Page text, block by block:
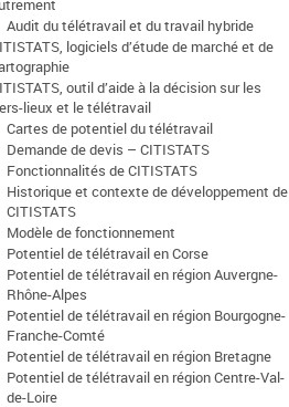
Audit du télétravail et du travail hybride
logiciels d’étude de marché et de
outil d’aide à la décision sur les
lieux et le télétravail
Cartes de potentiel du télétravail
Demande de devis – CITISTATS
Fonctionnalités de CITISTATS
Historique et contexte de développement de
CITISTATS
Modèle de fonctionnement
Potentiel de télétravail en Corse
Potentiel de télétravail en région Auvergne-
Rhône-Alpes
Potentiel de télétravail en région Bourgogne-
Franche-Comté
Potentiel de télétravail en région Bretagne
Potentiel de télétravail en région Centre-Val-
de-Loire